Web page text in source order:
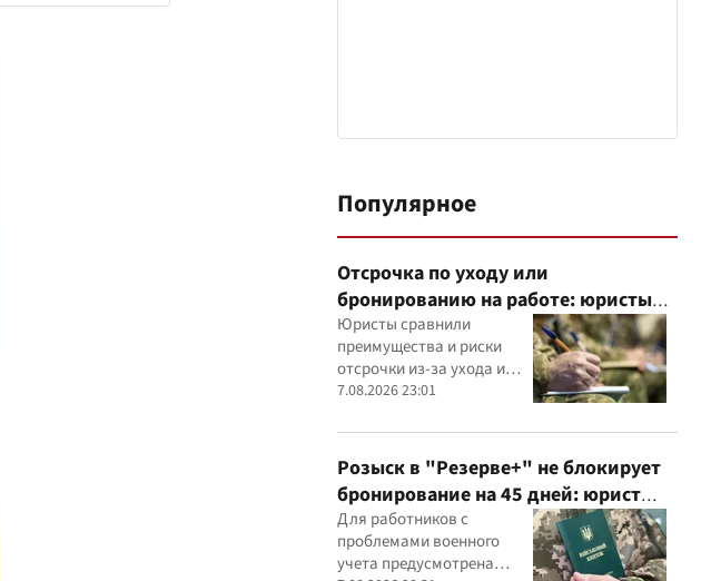
Популярное
Отсрочка по уходу или
бронированию на работе: юристы
объяснили, что надежнее
Юристы сравнили
преимущества и риски
отсрочки из-за ухода и
бронирования работника
предприятием
7.08.2026 23:01
Розыск в "Резерве+" не блокирует
бронирование на 45 дней: юрист
объяснил важный нюанс
Для работников с
проблемами военного
учета предусмотрена